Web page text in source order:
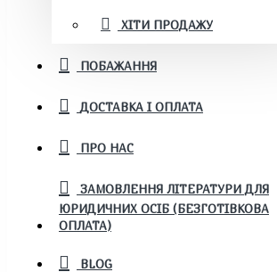
ХІТИ ПРОДАЖУ
ПОБАЖАННЯ
ДОСТАВКА І ОПЛАТА
ПРО НАС
ЗАМОВЛЕННЯ ЛІТЕРАТУРИ ДЛЯ
ЮРИДИЧНИХ ОСІБ (БЕЗГОТІВКОВА
ОПЛАТА)
BLOG